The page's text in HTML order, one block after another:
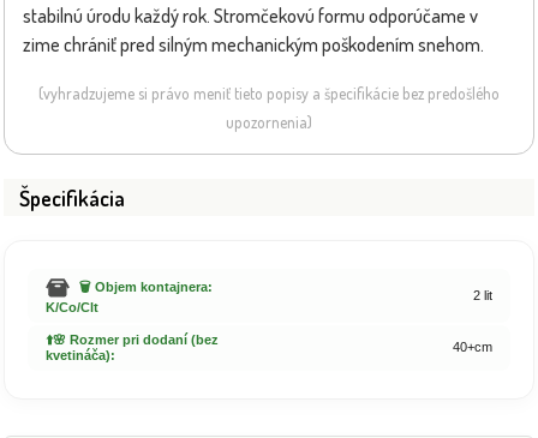
stabilnú úrodu každý rok. Stromčekovú formu odporúčame v
zime chrániť pred silným mechanickým poškodením snehom.
(vyhradzujeme si právo meniť tieto popisy a špecifikácie bez predošlého
upozornenia)
Špecifikácia
🗑️ Objem kontajnera:
K/Co/Clt
2 lit
⬆️🌸 Rozmer pri dodaní (bez
kvetináča):
40+cm